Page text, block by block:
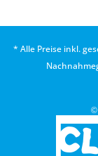
* Alle Preise inkl.
©